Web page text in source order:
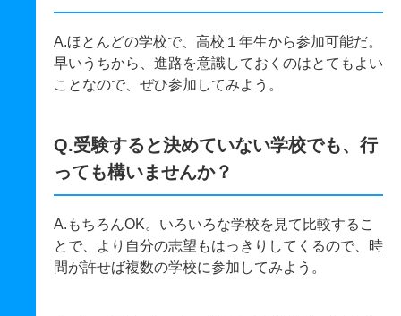
A.ほとんどの学校で、高校１年生から参加可能だ。
早いうちから、進路を意識しておくのはとてもよい
ことなので、ぜひ参加してみよう。
Q.受験すると決めていない学校でも、行
っても構いませんか？
A.もちろんOK。いろいろな学校を見て比較するこ
とで、より自分の志望もはっきりしてくるので、時
間が許せば複数の学校に参加してみよう。